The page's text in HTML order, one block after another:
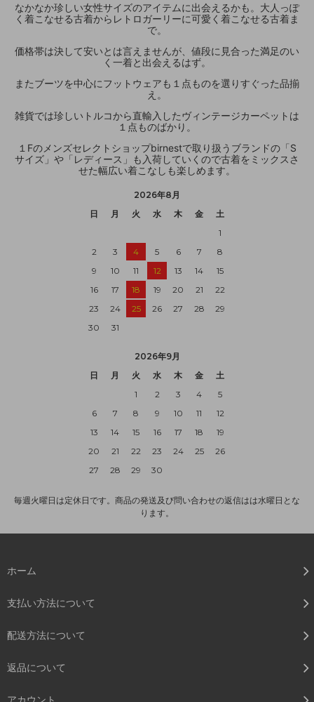
なかなか珍しい女性サイズのアイテムに出会えるかも。大人っぽ
く着こなせる古着からレトロガーリーに可愛く着こなせる古着ま
で。
価格帯は決して安いとは言えませんが、値段に見合った満足のい
く一着と出会えるはず。
またブーツを中心にフットウェアも１点ものを選りすぐった品揃
え。
雑貨では珍しいトルコから直輸入したヴィンテージカーペットは
１点ものばかり。
１Fのメンズセレクトショップbirnestで取り扱うブランドの「S
サイズ」や「レディース」も入荷していくので古着をミックスさ
せた幅広い着こなしも楽しめます。
2026年8月
日
月 火 水 木 金
土
1
2
3 4 5 6 7
8
9
10 11 12 13 14
15
16
17 18 19 20 21
22
23
24 25 26 27 28
29
30
31
2026年9月
日
月 火 水 木 金
土
1
2 3 4
5
6
7 8 9 10 11
12
13
14 15 16 17 18
19
20
21 22 23 24 25
26
27
28 29 30
毎週火曜日は定休日です。商品の発送及び問い合わせの返信はは水曜日とな
ります。
ホーム
支払い方法について
配送方法について
返品について
アカウント